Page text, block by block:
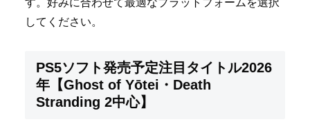
してください。
PS5ソフト発売予定注目タイトル2026
年【Ghost of Yōtei・Death
Stranding 2中心】